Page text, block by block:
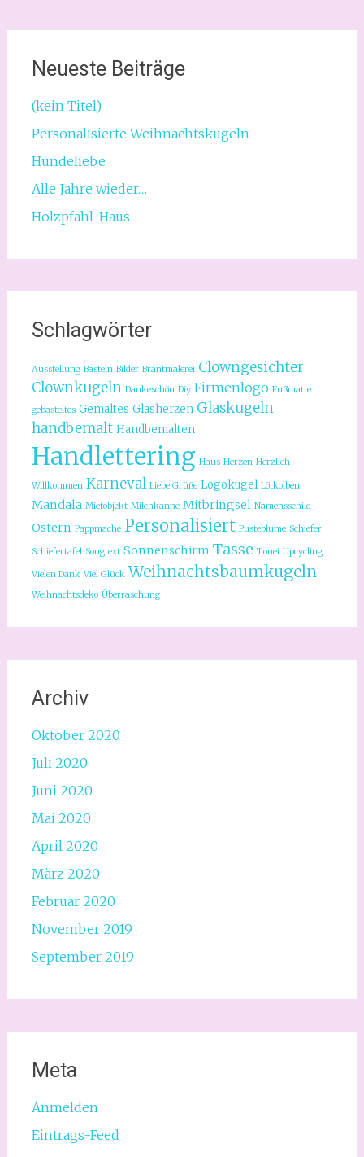
Neueste Beiträge
(kein Titel)
Personalisierte Weihnachtskugeln
Hundeliebe
Alle Jahre wieder…
Holzpfahl-Haus
Schlagwörter
Ausstellung Basteln Bilder Brantmalerei Clowngesichter
Clownkugeln Dankeschön Diy Firmenlogo Fußmatte
gebasteltes Gemaltes Glasherzen Glaskugeln
handbemalt Handbemalten
Handlettering Haus Herzen Herzlich
Willkommen Karneval Liebe Grüße Logokugel Lötkolben
Mandala Mietobjekt Milchkanne Mitbringsel Namensschild
Ostern Pappmache Personalisiert Pusteblume Schiefer
Schiefertafel Songtext Sonnenschirm Tasse Tonei Upcycling
Vielen Dank Viel Glück Weihnachtsbaumkugeln
Weihnachtsdeko Überraschung
Archiv
Oktober 2020
Juli 2020
Juni 2020
Mai 2020
April 2020
März 2020
Februar 2020
November 2019
September 2019
Meta
Anmelden
Eintrags-Feed